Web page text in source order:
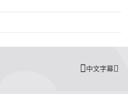
中文字幕